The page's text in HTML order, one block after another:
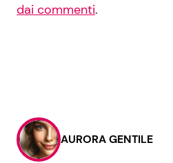
dai commenti.
AURORA GENTILE